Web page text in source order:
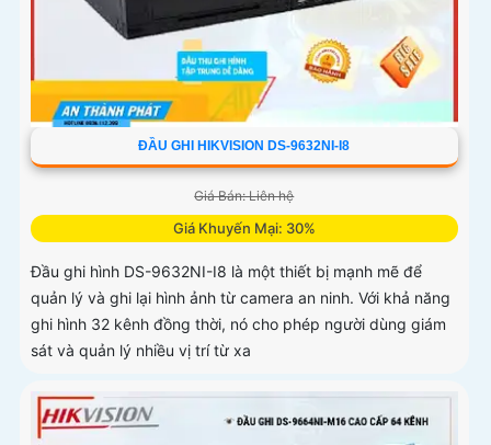
ĐẦU GHI HIKVISION DS-9632NI-I8
Giá Bán: Liên hệ
Giá Khuyến Mại: 30%
Đầu ghi hình DS-9632NI-I8 là một thiết bị mạnh mẽ để
quản lý và ghi lại hình ảnh từ camera an ninh. Với khả năng
ghi hình 32 kênh đồng thời, nó cho phép người dùng giám
sát và quản lý nhiều vị trí từ xa